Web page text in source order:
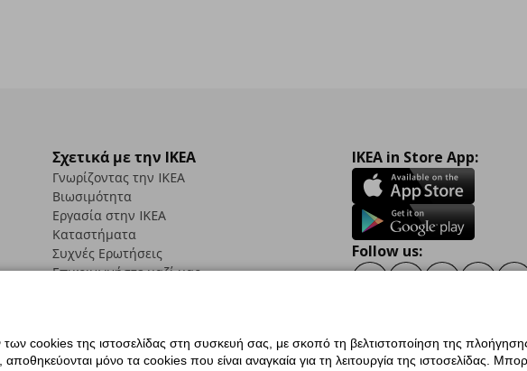
Σχετικά με την IKEA
Γνωρίζοντας την IKEA
Βιωσιμότητα
Εργασία στην IKEA
Καταστήματα
Συχνές Ερωτήσεις
Επικοινωνήστε μαζί μας
IKEA in Store App:
Follow us:
cookies της ιστοσελίδας στη συσκευή σας, με σκοπό τη βελτιστοποίηση της
μόνο τα cookies που είναι αναγκαία για τη λειτουργία της ιστοσελίδας.